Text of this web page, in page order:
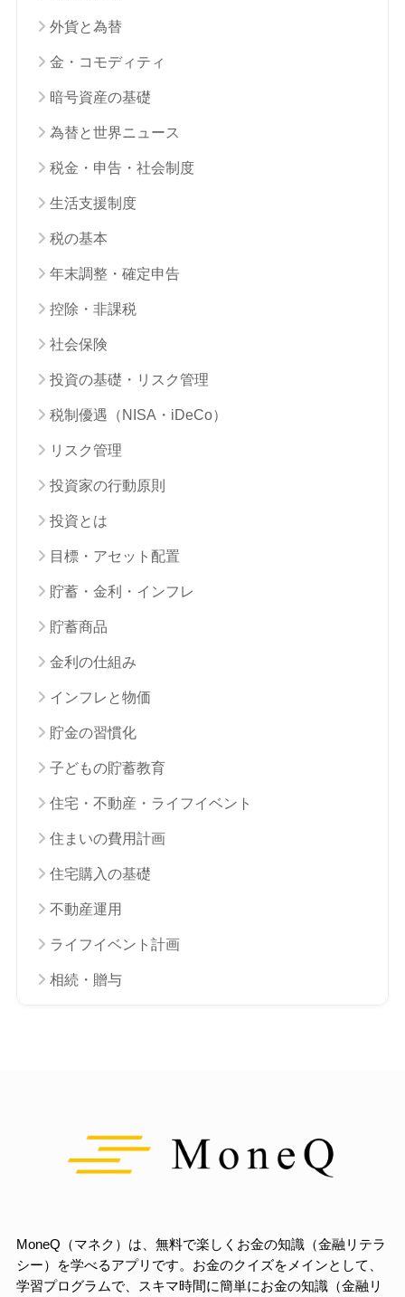
外貨と為替
金・コモディティ
暗号資産の基礎
為替と世界ニュース
税金・申告・社会制度
生活支援制度
税の基本
年末調整・確定申告
控除・非課税
社会保険
投資の基礎・リスク管理
税制優遇（NISA・iDeCo）
リスク管理
投資家の行動原則
投資とは
目標・アセット配置
貯蓄・金利・インフレ
貯蓄商品
金利の仕組み
インフレと物価
貯金の習慣化
子どもの貯蓄教育
住宅・不動産・ライフイベント
住まいの費用計画
住宅購入の基礎
不動産運用
ライフイベント計画
相続・贈与
MoneQ（マネク）は、無料で楽しくお金の知識（金融リテラ
シー）を学べるアプリです。お金のクイズをメインとして、
学習プログラムで、スキマ時間に簡単にお金の知識（金融リ